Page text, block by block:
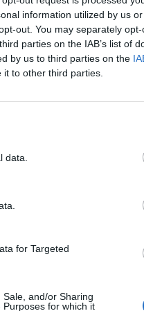
information utilized by us
out. You may separately
parties on the IAB’s list of
by us to third parties on the
to other third parties.
data.
for Targeted
and/or Sharing
for which it
lévő 65
ezzel 10,1
dolláros
foglalkoztató kérdésekre.
a részvény-, kötvény-
gyorsan változó...